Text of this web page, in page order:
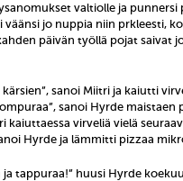
valtiolle ja punnersi
väänsi jo nuppia niin prkleesti,
päivän työllä pojat saivat
sanoi Miitri ja kaiutti
sanoi Hyrde maistaen
kaiuttaessa virveliä vielä
Hyrde ja lämmitti pizzaa
tappuraa!” huusi Hyrde